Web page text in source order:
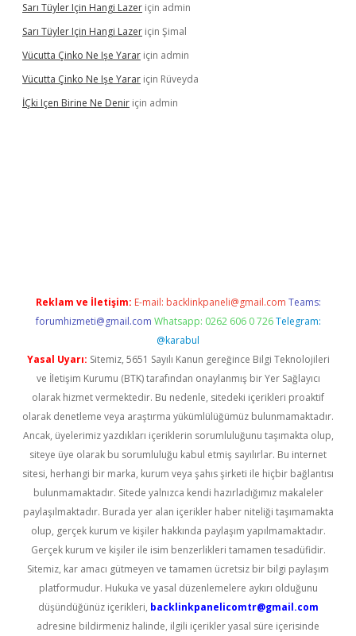
Sarı Tüyler Için Hangi Lazer için admin
Sarı Tüyler Için Hangi Lazer için Şimal
Vücutta Çinko Ne Işe Yarar için admin
Vücutta Çinko Ne Işe Yarar için Rüveyda
İÇki Içen Birine Ne Denir için admin
Reklam ve İletişim: E-mail: backlinkpaneli@gmail.com Teams:
forumhizmeti@gmail.com Whatsapp: 0262 606 0 726 Telegram:
@karabul
Yasal Uyarı: Sitemiz, 5651 Sayılı Kanun gereğince Bilgi Teknolojileri
ve İletişim Kurumu (BTK) tarafından onaylanmış bir Yer Sağlayıcı
olarak hizmet vermektedir. Bu nedenle, sitedeki içerikleri proaktif
olarak denetleme veya araştırma yükümlülüğümüz bulunmamaktadır.
Ancak, üyelerimiz yazdıkları içeriklerin sorumluluğunu taşımakta olup,
siteye üye olarak bu sorumluluğu kabul etmiş sayılırlar. Bu internet
sitesi, herhangi bir marka, kurum veya şahıs şirketi ile hiçbir bağlantısı
bulunmamaktadır. Sitede yalnızca kendi hazırladığımız makaleler
paylaşılmaktadır. Burada yer alan içerikler haber niteliği taşımamakta
olup, gerçek kurum ve kişiler hakkında paylaşım yapılmamaktadır.
Gerçek kurum ve kişiler ile isim benzerlikleri tamamen tesadüfidir.
Sitemiz, kar amacı gütmeyen ve tamamen ücretsiz bir bilgi paylaşım
platformudur. Hukuka ve yasal düzenlemelere aykırı olduğunu
düşündüğünüz içerikleri, backlinkpanelicomtr@gmail.com
adresine bildirmeniz halinde, ilgili içerikler yasal süre içerisinde